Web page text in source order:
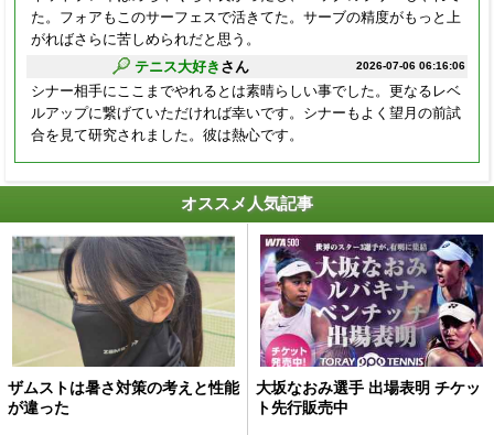
た。フォアもこのサーフェスで活きてた。サーブの精度がもっと上
がればさらに苦しめられだと思う。
2026-07-06 06:16:06
テニス大好き さん
シナー相手にここまでやれるとは素晴らしい事でした。更なるレベ
ルアップに繋げていただければ幸いです。シナーもよく望月の前試
合を見て研究されました。彼は熱心です。
オススメ人気記事
ザムストは暑さ対策の考えと性能
が違った
大坂なおみ選手 出場表明 チケッ
ト先行販売中